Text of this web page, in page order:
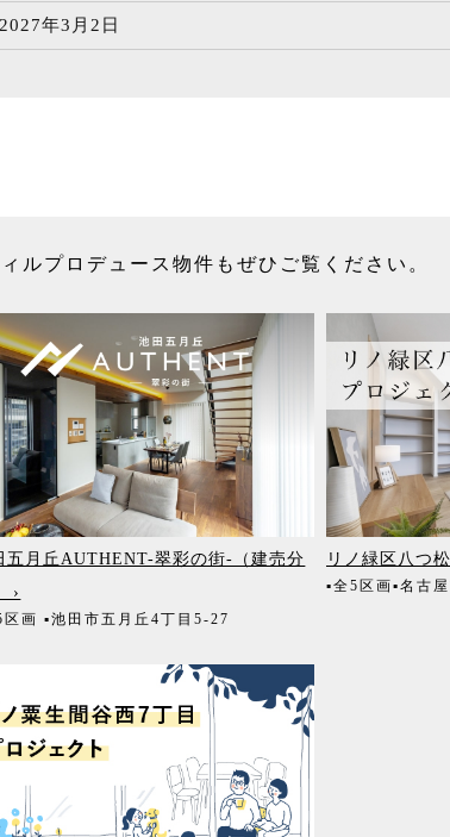
2027年3月2日
ルプロデュース物件もぜひご覧ください。
五月丘AUTHENT-翠彩の街-（建売分
›
区画▪池田市五月丘4丁目5-27
リノ緑区八つ
▪全5区画▪名古